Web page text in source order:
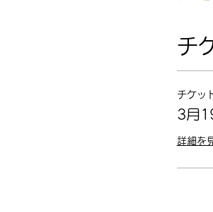
チ
チケッ
3月
詳細を